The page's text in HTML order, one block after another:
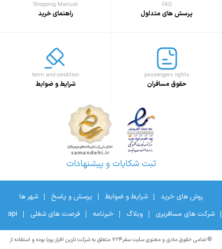
FAQ
پرسش های متداول
Shopping Manual
راهنمای خرید
passengers rights
حقوق مسافران
term and condition
شرایط و ضوابط
ثبت شکایات و پیشنهادات
روش های خرید شرایط و ضوابط پرسش و پاسخ
شهر ها
شرکت های مسافربری
وبلاگ خبرنامه فرصت های شغلی api
© تمامی حقوق مادی و معنوی سایت سفر۷۲۴ متعلق به شرکت نارین افزار پویا بوده و استفاده از